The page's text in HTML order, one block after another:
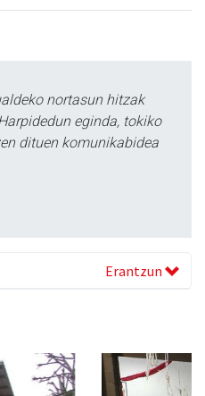
nortasun hitzak
eginda, tokiko
dituen komunikabidea
Erantzun